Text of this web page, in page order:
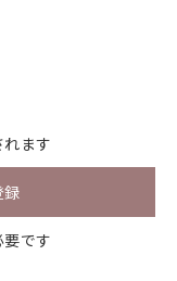
ます
録
です